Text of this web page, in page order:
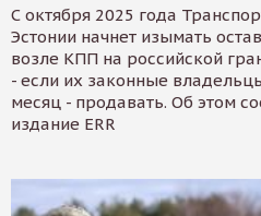
С октября 2025 года
Эстонии начнет изымать
возле КПП на российской
- если их законные
месяц - продавать. Об этом
издание ERR